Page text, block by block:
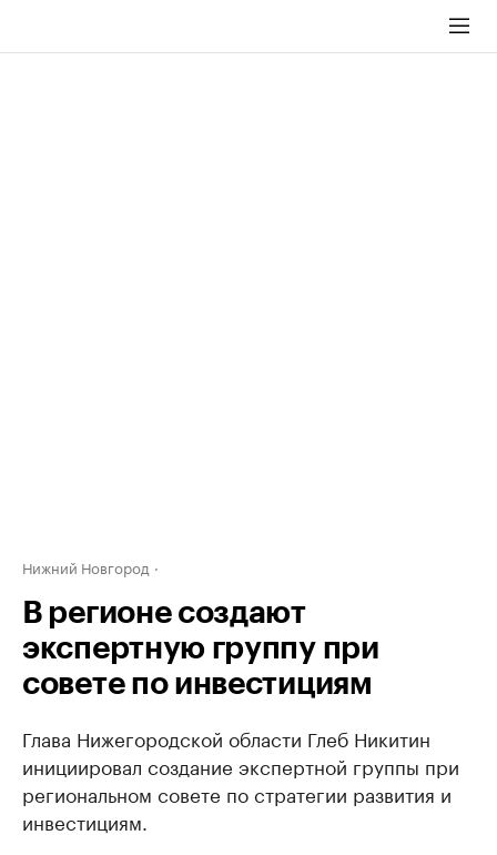
Нижний Новгород
В регионе создают
экспертную группу при
совете по инвестициям
Глава Нижегородской области Глеб Никитин
инициировал создание экспертной группы при
региональном совете по стратегии развития и
инвестициям.